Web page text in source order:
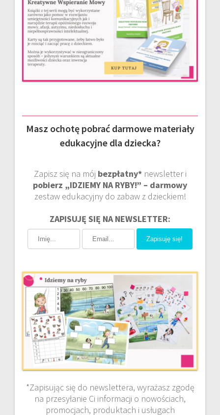
Masz ochotę pobrać darmowe materiały
edukacyjne dla dziecka?
Zapisz się na mój bezpłatny*newsletter i
pobierz „IDZIEMY NA RYBY!” – darmowy
zestaw edukacyjny do zabaw z dzieckiem!
ZAPISUJĘ SIĘ NA NEWSLETTER:
Zapisuję się!
*Zapisując się do newslettera, wyrażasz zgodę
na przesyłanie Ci informacji o nowościach,
promocjach, produktach i usługach